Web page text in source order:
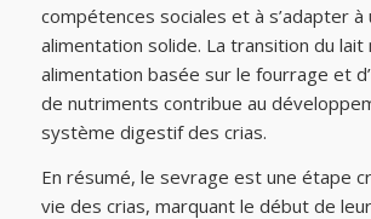
compétences sociales et à s’adapter à
alimentation solide. La transition du lait
alimentation basée sur le fourrage et
de nutriments contribue au
système digestif des crias.
En résumé, le sevrage est une étape
vie des crias, marquant le début de